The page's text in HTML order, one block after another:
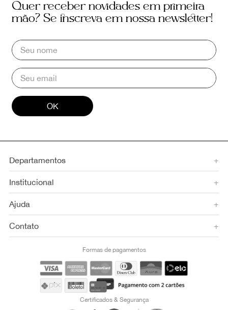
Quer receber novidades em primeira
mão? Se inscreva em nossa newsletter!
OK
Departamentos +
Institucional +
Ajuda +
Contato +
Formas de pagamentos
Certificados & Segurança